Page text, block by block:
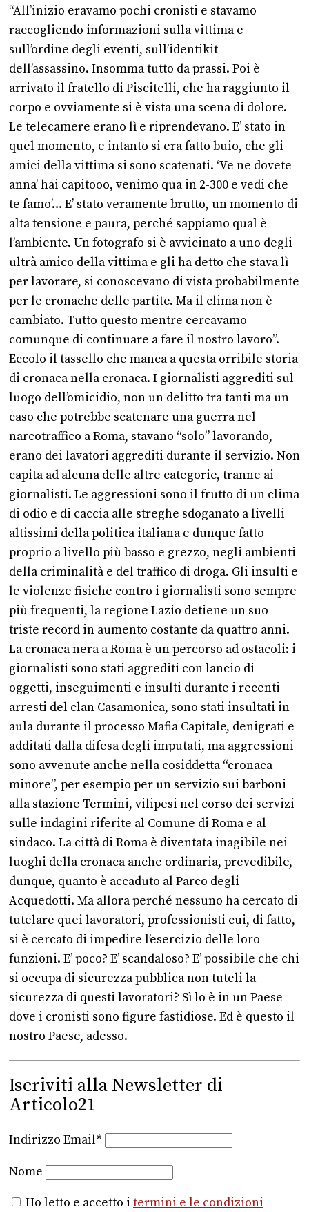
“All’inizio eravamo pochi cronisti e stavamo
raccogliendo informazioni sulla vittima e
sull’ordine degli eventi, sull’identikit
dell’assassino. Insomma tutto da prassi. Poi è
arrivato il fratello di Piscitelli, che ha raggiunto il
corpo e ovviamente si è vista una scena di dolore.
Le telecamere erano lì e riprendevano. E’ stato in
quel momento, e intanto si era fatto buio, che gli
amici della vittima si sono scatenati. ‘Ve ne dovete
anna’ hai capitooo, venimo qua in 2-300 e vedi che
te famo’… E’ stato veramente brutto, un momento di
alta tensione e paura, perché sappiamo qual è
l’ambiente. Un fotografo si è avvicinato a uno degli
ultrà amico della vittima e gli ha detto che stava lì
per lavorare, si conoscevano di vista probabilmente
per le cronache delle partite. Ma il clima non è
cambiato. Tutto questo mentre cercavamo
comunque di continuare a fare il nostro lavoro”.
Eccolo il tassello che manca a questa orribile storia
di cronaca nella cronaca. I giornalisti aggrediti sul
luogo dell’omicidio, non un delitto tra tanti ma un
caso che potrebbe scatenare una guerra nel
narcotraffico a Roma, stavano “solo” lavorando,
erano dei lavatori aggrediti durante il servizio. Non
capita ad alcuna delle altre categorie, tranne ai
giornalisti. Le aggressioni sono il frutto di un clima
di odio e di caccia alle streghe sdoganato a livelli
altissimi della politica italiana e dunque fatto
proprio a livello più basso e grezzo, negli ambienti
della criminalità e del traffico di droga. Gli insulti e
le violenze fisiche contro i giornalisti sono sempre
più frequenti, la regione Lazio detiene un suo
triste record in aumento costante da quattro anni.
La cronaca nera a Roma è un percorso ad ostacoli: i
giornalisti sono stati aggrediti con lancio di
oggetti, inseguimenti e insulti durante i recenti
arresti del clan Casamonica, sono stati insultati in
aula durante il processo Mafia Capitale, denigrati e
additati dalla difesa degli imputati, ma aggressioni
sono avvenute anche nella cosiddetta “cronaca
minore”, per esempio per un servizio sui barboni
alla stazione Termini, vilipesi nel corso dei servizi
sulle indagini riferite al Comune di Roma e al
sindaco. La città di Roma è diventata inagibile nei
luoghi della cronaca anche ordinaria, prevedibile,
dunque, quanto è accaduto al Parco degli
Acquedotti. Ma allora perché nessuno ha cercato di
tutelare quei lavoratori, professionisti cui, di fatto,
si è cercato di impedire l’esercizio delle loro
funzioni. E’ poco? E’ scandaloso? E’ possibile che chi
si occupa di sicurezza pubblica non tuteli la
sicurezza di questi lavoratori? Sì lo è in un Paese
dove i cronisti sono figure fastidiose. Ed è questo il
nostro Paese, adesso.
Iscriviti alla Newsletter di
Articolo21
Indirizzo Email*
Nome
Ho letto e accetto i termini e le condizioni